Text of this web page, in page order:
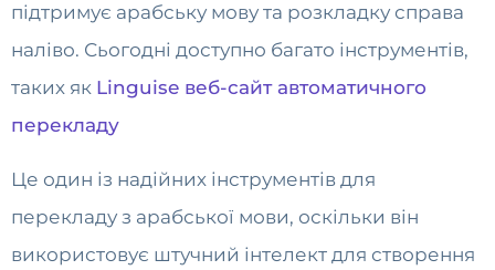
підтримує арабську мову та розкладку справа
наліво. Сьогодні доступно багато інструментів,
таких як Linguise веб-сайт автоматичного
перекладу
Це один із надійних інструментів для
перекладу з арабської мови, оскільки він
використовує штучний інтелект для створення